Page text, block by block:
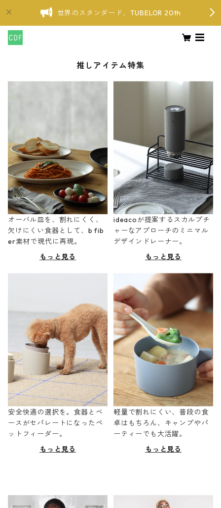
世界のスタンダード、TUBELOR 20th
推しアイテム特集
オーバル皿を、割れにくく、
欠けにくい食器として、b fib
er素材で現代に再現。
もっと見る
ideacoが提案するスカルプチ
ャーなアプローチのミニマル
デザインドレーナー。
もっと見る
安全快適の選択を。食器とベ
ースがセパレートになったペ
ットフィーダー。
もっと見る
軽量で割れにくい、普段の食
卓はもちろん、キャンプやパ
ーティーでも大活躍。
もっと見る